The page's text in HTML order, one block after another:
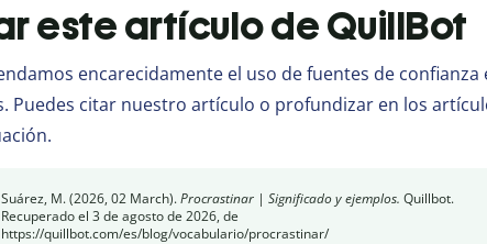
este artículo de QuillBot
encarecidamente el uso de fuentes de
Puedes citar nuestro artículo o profundizar en los
Suárez, M. (2026, 02 March).Procrastinar | Significado y ejemplos. Quillbot.
Recuperado el 3 de agosto de 2026, de
https://quillbot.com/es/blog/vocabulario/procrastinar/